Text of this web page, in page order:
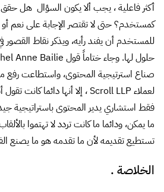
أكثر فاعلية ، يجب ألا يكون السؤال هل
كمستخدم؟ حتى لا تقتصر الإجابة على نعم
للمستخدم أن يفند رأيه، ويذكر نقاط القصور
حلول لها. وجاء ختاماً قول Anne Bailie
صناع استرتيجية المحتوى، واستطاعت رفع
لعملاء Scroll LLP، إلا أنها دائما كانت
فقط استشاري يدير المحتوى باستراتيجية
ما يمكن، ودائما ما كانت تردد لا تهتموا
تستطيع تقديمه لأن ما تقدمه هو ما يصنع
الخلاصة .